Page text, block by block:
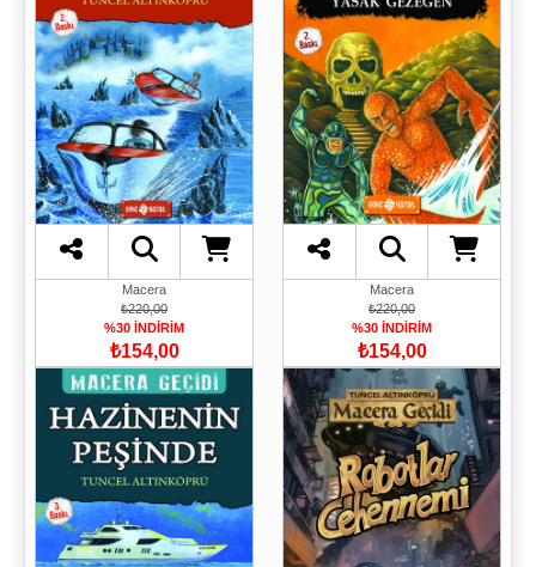
Macera
₺220,00
%30 İNDİRİM
₺154,00
Macera
₺220,00
%30 İNDİRİM
₺154,00